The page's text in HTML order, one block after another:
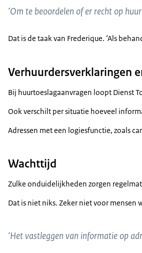
‘Om te beoordelen of er recht op
Dat is de taak van Frederique. ‘Als
Verhuurdersverklaringen
Bij huurtoeslagaanvragen loopt Dienst
Ook verschilt per situatie hoeveel
Adressen met een logiesfunctie, zoals
Wachttijd
Zulke onduidelijkheden zorgen
Dat is niet niks. Zeker niet voor
‘Het vastleggen van informatie op